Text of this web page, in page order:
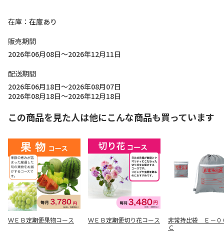
在庫
在庫あり
販売期間
2026年06月08日～2026年12月11日
配送期間
2026年06月18日～2026年08月07日
2026年08月18日～2026年12月18日
この商品を見た人は他にこんな商品も買っています
ＷＥＢ定期便果物コース ＷＥＢ定期便切り花コース
非常持出袋 Ｅ－０
Ｃ